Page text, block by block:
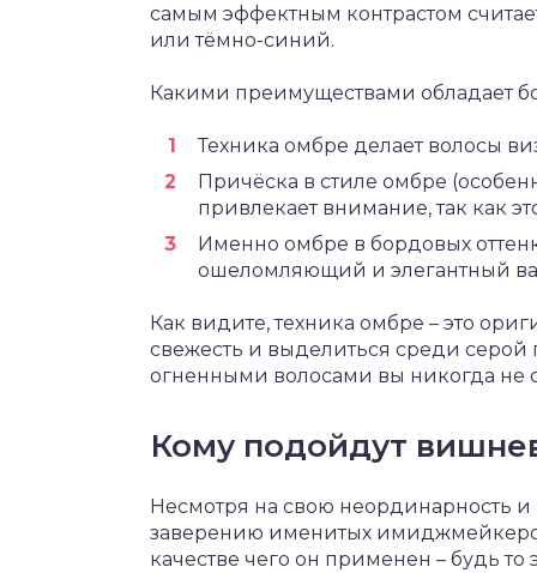
самым эффектным контрастом
или тёмно-синий.
Какими преимуществами обладает
Техника омбре делает волосы
Причёска в стиле омбре
привлекает внимание, так как
Именно омбре в бордовых
ошеломляющий и элегантный
Как видите, техника омбре – это
свежесть и выделиться среди серой
огненными волосами вы никогда не
Кому подойдут
Несмотря на свою неординарность
заверению именитых
качестве чего он применен – будь